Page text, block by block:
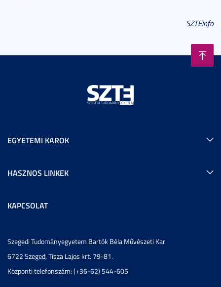
SZTEinfo
EGYETEMI KAROK
HASZNOS LINKEK
KAPCSOLAT
Szegedi Tudományegyetem Bartók Béla Művészeti Kar
6722 Szeged, Tisza Lajos krt. 79-81.
Központi telefonszám: (+36-62) 544-605